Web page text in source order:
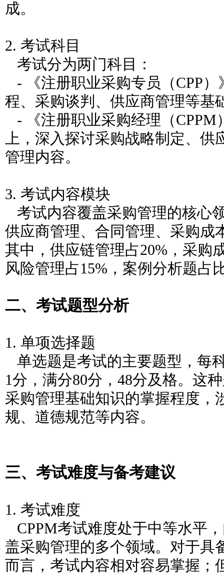
成。
2. 考试科目
考试分为两门科目：
- 《注册职业采购专员（CPP
程、采购谈判、供应商管理等
- 《注册职业采购经理（CPPM
上，深入探讨采购战略制定、
管理内容。
3. 考试内容模块
考试内容覆盖采购管理的核心
供应商管理、合同管理、采购成
其中，供应链管理占20%，采购
风险管理占15%，案例分析题占
二、考试题型分析
1. 单项选择题
单选题是考试的主要题型，每
1分，满分80分，48分及格。这
采购管理基础知识的掌握程度，
规、道德规范等内容。
三、考试难度与备考建议
1. 考试难度
CPPM考试难度处于中等水平
盖采购管理的多个领域。对于具
而言，考试内容相对容易掌握；